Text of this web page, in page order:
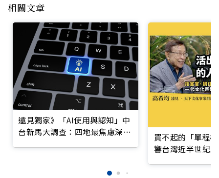
相關文章
遠見獨家》「AI使用與認知」中
台新馬大調查：四地最焦慮深偽
買不起的「單程
響台灣近半世紀